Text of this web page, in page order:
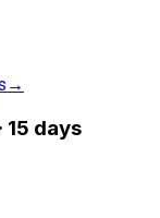
→
15 days